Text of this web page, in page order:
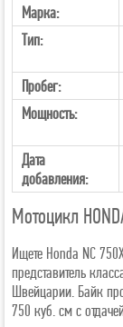
Марка:
Тип:
Пробег:
Мощность:
Дата
добавления:
Мотоцикл
Ищете Honda NC
представитель
Швейцарии. Байк
750 куб. см с